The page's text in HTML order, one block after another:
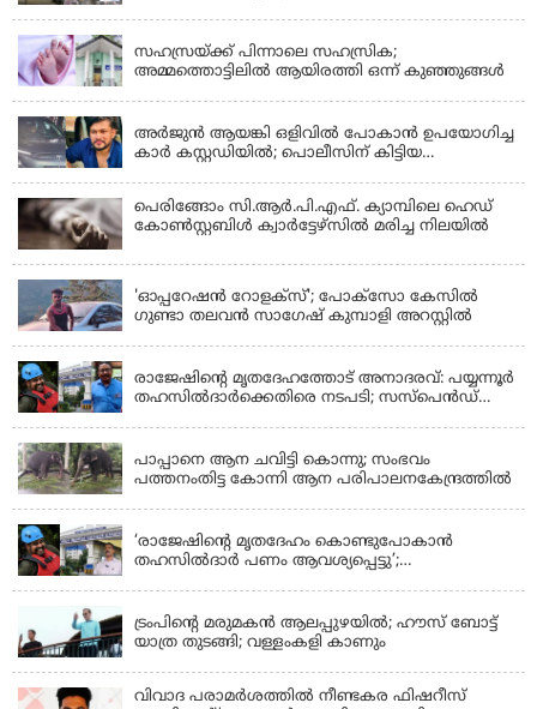
സഹസ്രയ്ക്ക് പിന്നാലെ സഹസ്രിക;
അമ്മത്തൊട്ടിലില്‍ ആയിരത്തി ഒന്ന് കുഞ്ഞുങ്ങള്‍
അർജുൻ ആയങ്കി ഒളിവിൽ പോകാൻ ഉപയോഗിച്ച
കാർ കസ്റ്റഡിയിൽ; പൊലീസിന് കിട്ടിയ
പെരിങ്ങോം സി.ആർ.പി.എഫ്. ക്യാമ്പിലെ ഹെഡ്
കോൺസ്റ്റബിൾ ക്വാർട്ടേഴ്സിൽ മരിച്ച നിലയിൽ
'ഓപ്പറേഷൻ റോളക്സ്'; പോക്സോ കേസിൽ
ഗുണ്ടാ തലവൻ സാഗേഷ് കുമ്പാളി അറസ്റ്റിൽ
രാജേഷിന്റെ മൃതദേഹത്തോട് അനാദരവ്: പയ്യന്നൂർ
തഹസിൽദാർക്കെതിരെ നടപടി; സസ്പെൻഡ്
പാപ്പാനെ ആന ചവിട്ടി കൊന്നു; സംഭവം
പത്തനംതിട്ട കോന്നി ആന പരിപാലനകേന്ദ്രത്തിൽ
‘രാജേഷിന്‍റെ മൃതദേഹം കൊണ്ടുപോകാന്‍
തഹസില്‍ദാര്‍ പണം ആവശ്യപ്പെട്ടു’;
ട്രംപിന്റെ മരുമകന്‍ ആലപ്പുഴയില്‍; ഹൗസ് ബോട്ട്
യാത്ര തുടങ്ങി; വള്ളംകളി കാണും
വിവാദ പരാമര്‍ശത്തില്‍ നീണ്ടകര ഫിഷറീസ്